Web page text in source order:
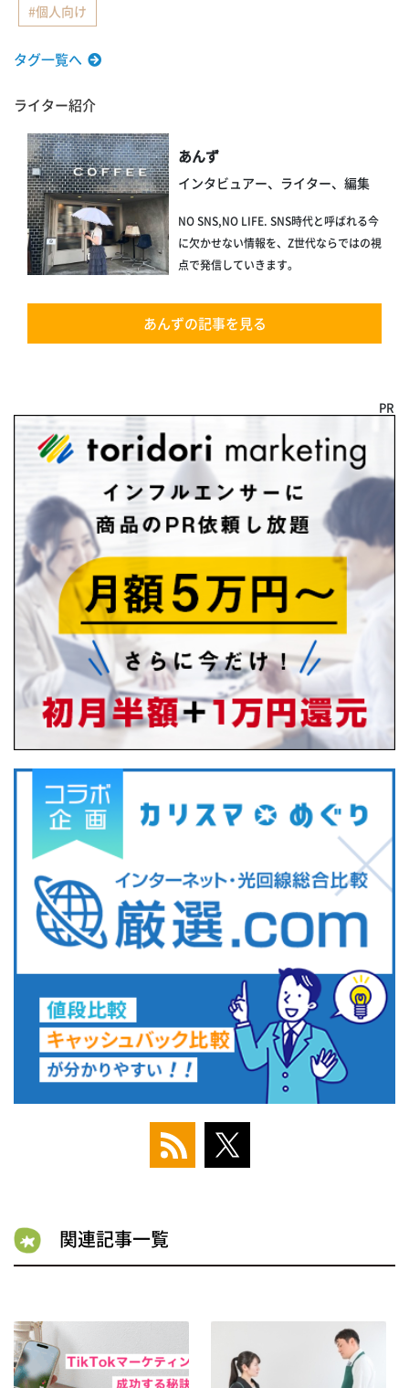
個人向け
タグ一覧へ
ライター紹介
あんず
インタビュアー、ライター、編集
NO SNS,NO LIFE. SNS時代と呼ばれる今
に欠かせない情報を、Z世代ならではの視
点で発信していきます。
あんずの記事を見る
PR
関連記事一覧